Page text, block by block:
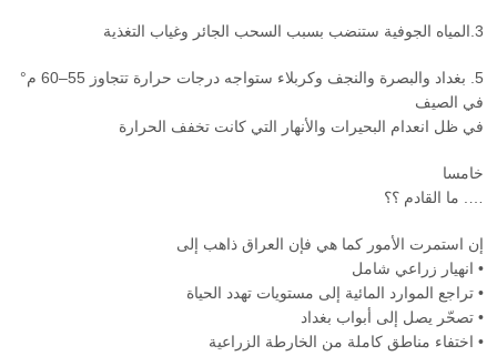
3.المياه الجوفية ستنضب بسبب السحب الجائر وغياب التغذية
5. بغداد والبصرة والنجف وكربلاء ستواجه درجات حرارة تتجاوز 55–60 م°
في الصيف
في ظل انعدام البحيرات والأنهار التي كانت تخفف الحرارة
خامسا
…. ما القادم ؟؟
إن استمرت الأمور كما هي فإن العراق ذاهب إلى
• انهيار زراعي شامل
• تراجع الموارد المائية إلى مستويات تهدد الحياة
• تصحّر يصل إلى أبواب بغداد
• اختفاء مناطق كاملة من الخارطة الزراعية